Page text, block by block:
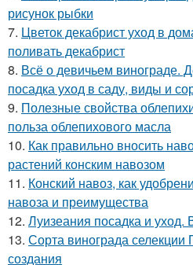
рисунок рыбки
7. Цветок декабрист уход в
поливать декабрист
8. Всё о девичьем винограде.
посадка уход в саду, виды и
9. Полезные свойства
польза облепихового масла
10. Как правильно вносить
растений конским навозом
11. Конский навоз, как
навоза и преимущества
12. Луизеания посадка и
13. Сорта винограда селекции
создания